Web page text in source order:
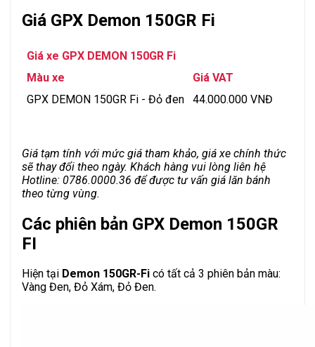
Giá GPX Demon 150GR Fi
Giá xe GPX DEMON 150GR Fi
Màu xe
Giá VAT
GPX DEMON 150GR Fi - Đỏ đen
44.000.000 VNĐ
Giá tạm tính với mức giá tham khảo, giá xe chính thức
sẽ thay đổi theo ngày. Khách hàng vui lòng liên hệ
Hotline: 0786.0000.36 để được tư vấn giá lăn bánh
theo từng vùng.
Các phiên bản GPX Demon 150GR
FI
Hiện tại Demon 150GR-Fi có tất cả 3 phiên bản màu:
Vàng Đen, Đỏ Xám, Đỏ Đen.